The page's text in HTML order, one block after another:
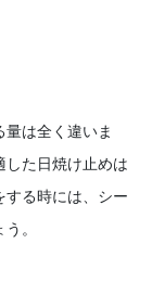
は全く違いま
た日焼け止めは
る時には、シー
。